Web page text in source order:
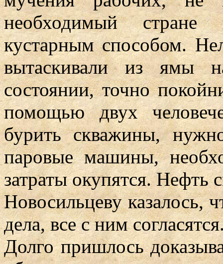
необходимый стране
кустарным способом.
вытаскивали из ямы
состоянии, точно
помощью двух
бурить скважины,
паровые машины,
затраты окупятся. Нефть
Новосильцеву казалось,
дела, все с ним
Долго пришлось